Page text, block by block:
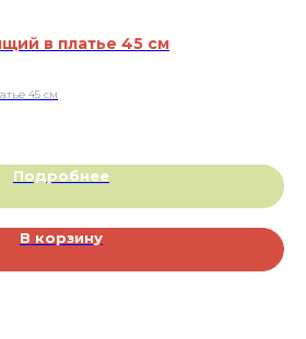
в платье 45 см
45 см
Подробнее
В корзину